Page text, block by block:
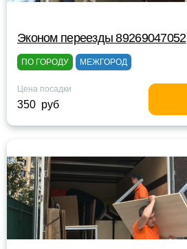
Эконом переезды 89269047052
ПО ГОРОДУ МЕЖГОРОД
Цена посадки
350 руб